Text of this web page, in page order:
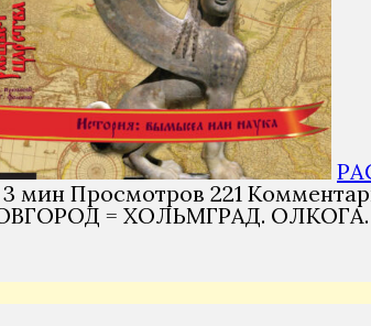
3 мин Просмотров 221
= ХОЛЬМГРАД.